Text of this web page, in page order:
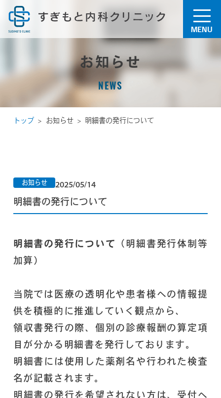
MENU
お知らせ
NEWS
トップ お知らせ 明細書の発行について
お知らせ 2025/05/14
明細書の発行について
明細書の発行について
（明細書発行体制等
加算）
当院では医療の透明化や患者様への情報提
供を積極的に推進していく観点から、
領収書発行の際、個別の診療報酬の算定項
目が分かる明細書を発行しております。
明細書には使用した薬剤名や行われた検査
名が記載されます。
明細書の発行を希望されない方は、受付へ